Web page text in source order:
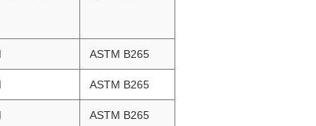
ASTM B265
ASTM B265
ASTM B265